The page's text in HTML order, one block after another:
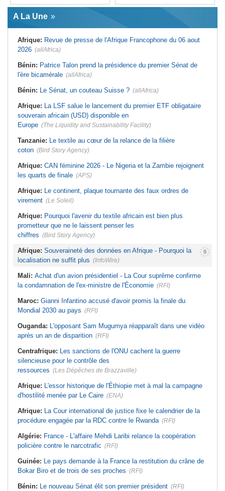
Afrique:Le continent, plaque
tournante des faux ordres de
virement
Mali:Achat d'un avion présidentiel -
condamnation de l'ex-ministre de
l'Économie
France la restitution du crâne de
Bokar Biro et de trois de ses
proches
premier président
l'environnement - La Roots Wild
Foundation distinguée au Grand Prix
Nelson Mandela
blessés dans un grave accident de
calcinée à Moknine après le
rétablissement du courant
premier tour, le Club Africain hérite
Tunisie:Crise sanitaire au pays -
incontrôlable d'Ebola
A La Une
Afrique: Revue de presse de l'Afrique Francophone du 06 aout
2026 (allAfrica)
Bénin: Patrice Talon prend la présidence du premier Sénat de
l'ère bicamérale (allAfrica)
Bénin: Le Sénat, un couteau Suisse ? (allAfrica)
Afrique: La LSF salue le lancement du premier ETF obligataire
souverain africain (USD) disponible en
Europe (The Liquidity and Sustainability Facility)
Tanzanie: Le textile au cœur de la relance de la filière
coton (Bird Story Agency)
Afrique: CAN féminine 2026 - Le Nigeria et la Zambie rejoignent
les quarts de finale (APS)
Afrique: Le continent, plaque tournante des faux ordres de
virement (Le Soleil)
Afrique: Pourquoi l'avenir du textile africain est bien plus
prometteur que ne le laissent penser les
chiffres (Bird Story Agency)
Afrique: Souveraineté des données en Afrique - Pourquoi la
localisation ne suffit plus (InfoWire)
Mali: Achat d'un avion présidentiel - La Cour suprême confirme
la condamnation de l'ex-ministre de l'Économie (RFI)
Maroc: Gianni Infantino accusé d'avoir promis la finale du
Mondial 2030 au pays (RFI)
Ouganda: L'opposant Sam Mugumya réapparaît dans une vidéo
après un an de disparition (RFI)
Centrafrique: Les sanctions de l'ONU cachent la guerre
silencieuse pour le contrôle des
ressources (Les Dépêches de Brazzaville)
Afrique: L'essor historique de l'Éthiopie met à mal la campagne
d'hostilité menée par Le Caire (ENA)
Afrique: La Cour international de justice fixe le calendrier de la
procédure engagée par la RDC contre le Rwanda (RFI)
Algérie: France - L'affaire Mehdi Laribi relance la coopération
policière contre le narcotrafic (RFI)
Guinée: Le pays demande à la France la restitution du crâne de
Bokar Biro et de trois de ses proches (RFI)
Bénin: Le nouveau Sénat élit son premier président (RFI)